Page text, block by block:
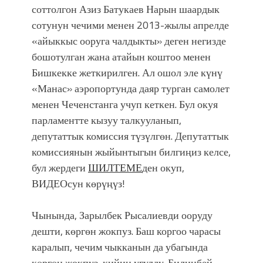
соттолгон Азиз Батукаев Нарын шаардык
сотунун чечими менен 2013-жылы апрелде
«айыккыс ооруга чалдыкты» деген негизде
бошотулган жана атайын коштоо менен
Бишкекке жеткирилген. Ал ошол эле күнү
«Манас» аэропортунда даяр турган самолет
менен Чеченстанга учуп кеткен. Бул окуя
парламентте кызуу талкууланып,
депутаттык комиссия түзүлгөн. Депутаттык
комиссиянын жыйынтыгын билгиңиз келсе,
бул жердегиШИЛТЕМЕден окуп,
ВИДЕОсун көрүңүз!
Чынында, Зарылбек Рысалиевди ооруду
дешти, көргөн жокпуз. Баш коргоо чарасы
каралып, чечим чыкканын да убагында